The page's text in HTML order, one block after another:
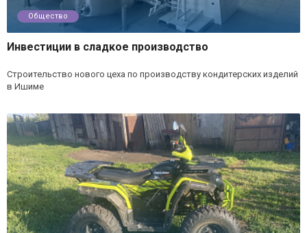
Общество
Инвестиции в сладкое производство
Строительство нового цеха по производству кондитерских изделий
в Ишиме